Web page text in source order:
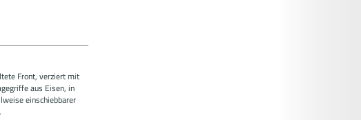
Front, verziert mit
aus Eisen, in
einschiebbarer